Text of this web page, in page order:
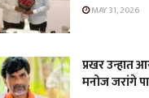
MAY 31, 2026
प्रखर उन्हात
मनोज जरांगे